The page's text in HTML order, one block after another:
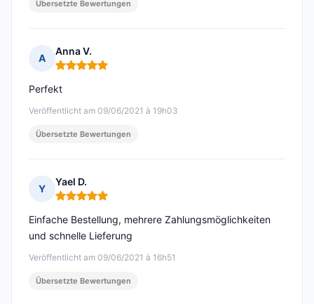
Übersetzte Bewertungen
A
Anna V.
Hinweis: 5 von 5
Veröffentlicht am 09/06/2021 à 19h03
Perfekt
Übersetzte Bewertungen
Y
Yael D.
Hinweis: 5 von 5
Veröffentlicht am 09/06/2021 à 16h51
Einfache Bestellung, mehrere Zahlungsmöglichkeiten
und schnelle Lieferung
Übersetzte Bewertungen